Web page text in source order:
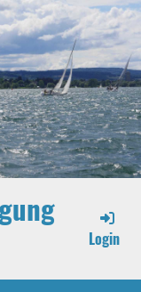
Login